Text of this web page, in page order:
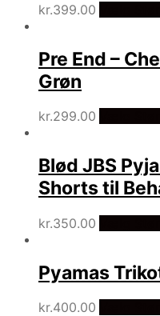
kr.399.00
Pre End –
Grøn
kr.299.00
Blød JBS
Shorts til
kr.350.00
Pyamas
kr.400.00